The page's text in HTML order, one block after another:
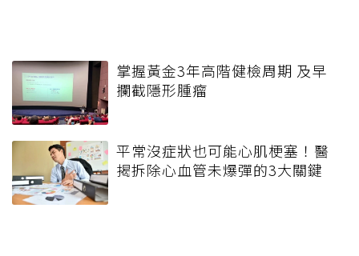
掌握黃金3年高階健檢周期 及早
攔截隱形腫瘤
平常沒症狀也可能心肌梗塞！醫
揭拆除心血管未爆彈的3大關鍵